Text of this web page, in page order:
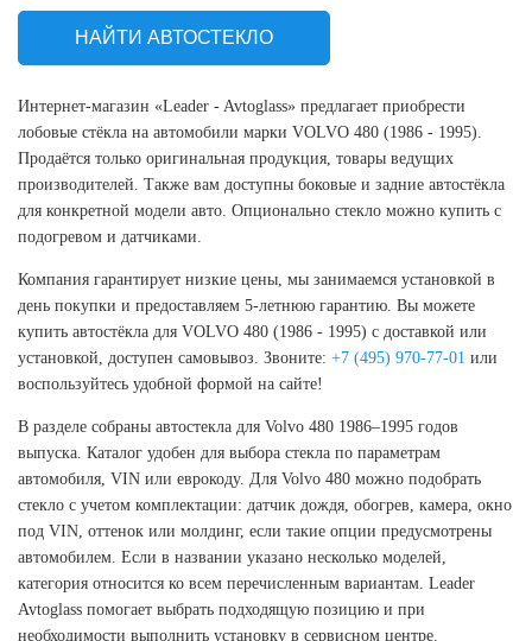
НАЙТИ АВТОСТЕКЛО
Интернет-магазин «Leader - Avtoglass» предлагает приобрести
лобовые стёкла на автомобили марки VOLVO 480 (1986 - 1995).
Продаётся только оригинальная продукция, товары ведущих
производителей. Также вам доступны боковые и задние автостёкла
для конкретной модели авто. Опционально стекло можно купить с
подогревом и датчиками.
Компания гарантирует низкие цены, мы занимаемся установкой в
день покупки и предоставляем 5-летнюю гарантию. Вы можете
купить автостёкла для VOLVO 480 (1986 - 1995) с доставкой или
установкой, доступен самовывоз. Звоните: +7 (495) 970-77-01 или
воспользуйтесь удобной формой на сайте!
В разделе собраны автостекла для Volvo 480 1986–1995 годов
выпуска. Каталог удобен для выбора стекла по параметрам
автомобиля, VIN или еврокоду. Для Volvo 480 можно подобрать
стекло с учетом комплектации: датчик дождя, обогрев, камера, окно
под VIN, оттенок или молдинг, если такие опции предусмотрены
автомобилем. Если в названии указано несколько моделей,
категория относится ко всем перечисленным вариантам. Leader
Avtoglass помогает выбрать подходящую позицию и при
необходимости выполнить установку в сервисном центре.